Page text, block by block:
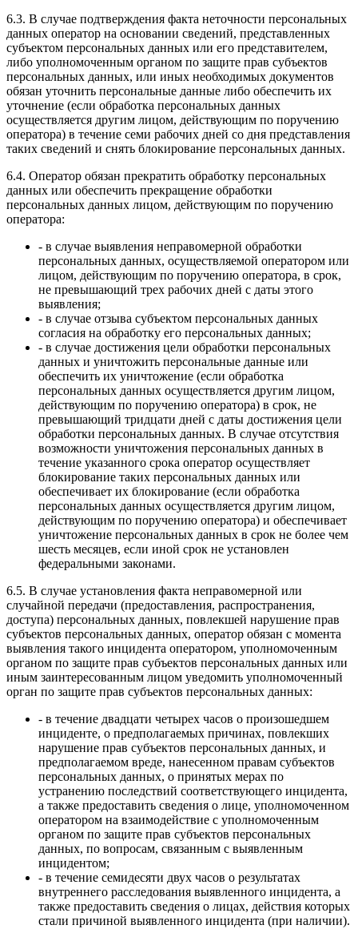
6.3. В случае подтверждения факта неточности персональных
данных оператор на основании сведений, представленных
субъектом персональных данных или его представителем,
либо уполномоченным органом по защите прав субъектов
персональных данных, или иных необходимых документов
обязан уточнить персональные данные либо обеспечить их
уточнение (если обработка персональных данных
осуществляется другим лицом, действующим по поручению
оператора) в течение семи рабочих дней со дня представления
таких сведений и снять блокирование персональных данных.
6.4. Оператор обязан прекратить обработку персональных
данных или обеспечить прекращение обработки
персональных данных лицом, действующим по поручению
оператора:
- в случае выявления неправомерной обработки
персональных данных, осуществляемой оператором или
лицом, действующим по поручению оператора, в срок,
не превышающий трех рабочих дней с даты этого
выявления;
- в случае отзыва субъектом персональных данных
согласия на обработку его персональных данных;
- в случае достижения цели обработки персональных
данных и уничтожить персональные данные или
обеспечить их уничтожение (если обработка
персональных данных осуществляется другим лицом,
действующим по поручению оператора) в срок, не
превышающий тридцати дней с даты достижения цели
обработки персональных данных. В случае отсутствия
возможности уничтожения персональных данных в
течение указанного срока оператор осуществляет
блокирование таких персональных данных или
обеспечивает их блокирование (если обработка
персональных данных осуществляется другим лицом,
действующим по поручению оператора) и обеспечивает
уничтожение персональных данных в срок не более чем
шесть месяцев, если иной срок не установлен
федеральными законами.
6.5. В случае установления факта неправомерной или
случайной передачи (предоставления, распространения,
доступа) персональных данных, повлекшей нарушение прав
субъектов персональных данных, оператор обязан с момента
выявления такого инцидента оператором, уполномоченным
органом по защите прав субъектов персональных данных или
иным заинтересованным лицом уведомить уполномоченный
орган по защите прав субъектов персональных данных:
- в течение двадцати четырех часов о произошедшем
инциденте, о предполагаемых причинах, повлекших
нарушение прав субъектов персональных данных, и
предполагаемом вреде, нанесенном правам субъектов
персональных данных, о принятых мерах по
устранению последствий соответствующего инцидента,
а также предоставить сведения о лице, уполномоченном
оператором на взаимодействие с уполномоченным
органом по защите прав субъектов персональных
данных, по вопросам, связанным с выявленным
инцидентом;
- в течение семидесяти двух часов о результатах
внутреннего расследования выявленного инцидента, а
также предоставить сведения о лицах, действия которых
стали причиной выявленного инцидента (при наличии).